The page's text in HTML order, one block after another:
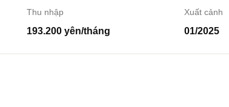
Thu nhập
193.200 yên/tháng
Xuất cảnh
01/2025